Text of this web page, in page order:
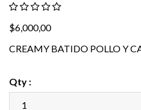
$6,000,00
CREAMY BATIDO POLLO Y
Qty :